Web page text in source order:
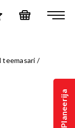
3D Planeerija
teemasari /